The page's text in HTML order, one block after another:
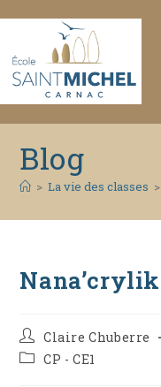
content
Blog
> La vie des classes >
Nana’crylik
Auteur/autrice
de
la
Claire Chuberre
PostCP - CE1